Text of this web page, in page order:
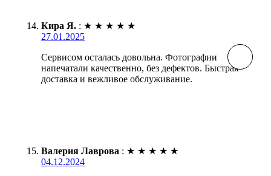
Кира Я. : ★ ★ ★ ★ ★
27.01.2025
Сервисом осталась довольна. Фотографии
напечатали качественно, без дефектов. Быстрая
доставка и вежливое обслуживание.
Валерия Лаврова : ★ ★ ★ ★ ★
04.12.2024